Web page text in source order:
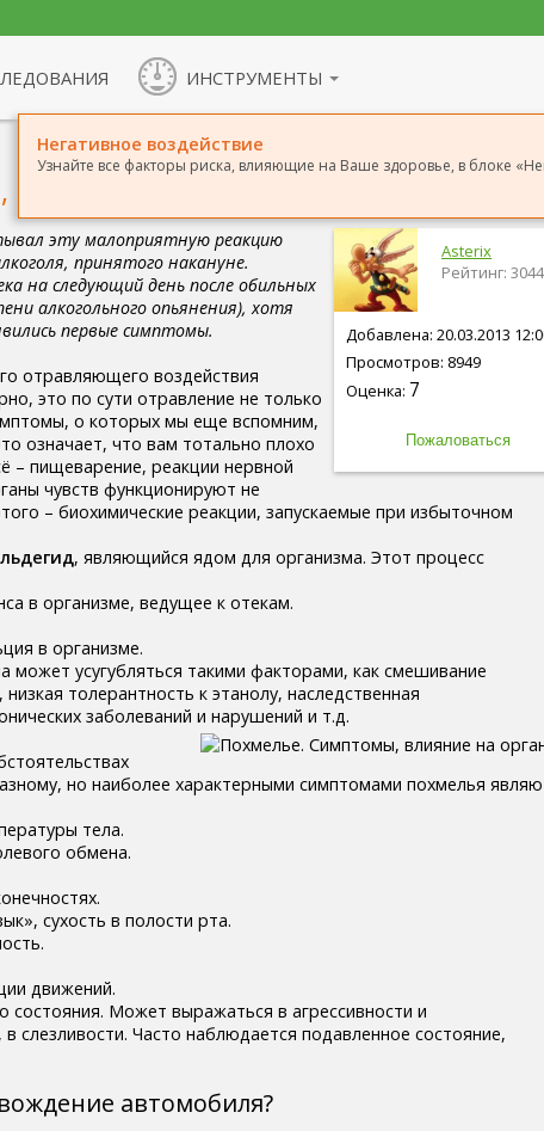
ИНСТРУМЕНТЫ
Негативное воздействие
Узнайте все факторы риска, влияющие на Ваше здоровье, в блоке
на организм
Asterix
Рейтинг: 3044
Добавлена: 20.03.2013
Просмотров: 8949
Оценка: 7
эту малоприятную реакцию
принятого накануне.
на следующий день после обильных
алкогольного опьянения), хотя
первые симптомы.
отравляющего воздействия
это по сути отравление не только
о которых мы еще вспомним,
означает, что вам тотально плохо
– пищеварение, реакции нервной
чувств функционируют не
– биохимические реакции, запускаемые при избыточном
, являющийся ядом для организма. Этот процесс
в организме, ведущее к отекам.
в организме.
может усугубляться такими факторами, как смешивание
толерантность к этанолу, наследственная
заболеваний и нарушений и т.д.
но наиболее характерными симптомами похмелья
тела.
обмена.
сухость в полости рта.
движений.
состояния. Может выражаться в агрессивности и
слезливости. Часто наблюдается подавленное состояние,
автомобиля?